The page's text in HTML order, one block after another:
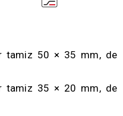
tamiz 50 × 35 mm, de
tamiz 35 × 20 mm, de